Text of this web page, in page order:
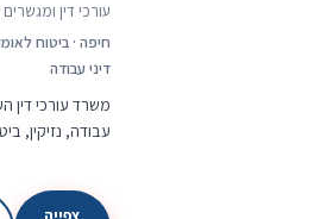
עורכי דין ומגשרים
חיפה · ביטוח לאומי
דיני עבודה
משרד עורכי דין
עבודה, נזיקין,